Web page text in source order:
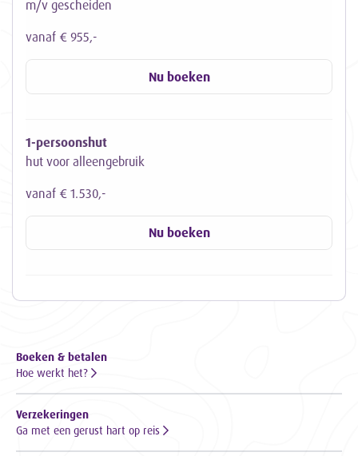
m/v gescheiden
vanaf € 955,-
Nu boeken
1-persoonshut
hut voor alleengebruik
vanaf € 1.530,-
Nu boeken
Boeken & betalen
Hoe werkt het?
Verzekeringen
Ga met een gerust hart op reis